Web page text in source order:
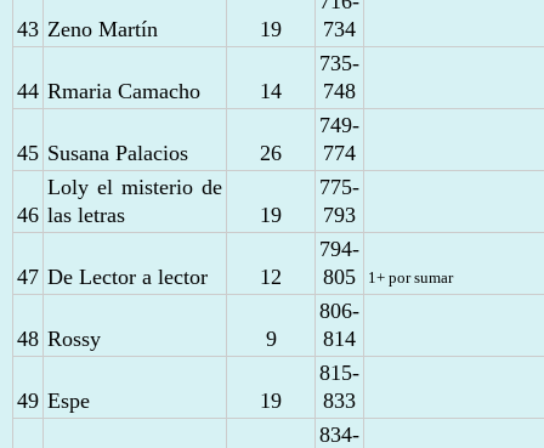
43 Zeno Martín 19
734
44 Rmaria Camacho 14
735-
748
45 Susana Palacios 26
749-
774
46
Loly el misterio de
las letras
19
775-
793
47 De Lector a lector 12
794-
805
1+ por sumar
48 Rossy 9
806-
814
49 Espe 19
815-
833
834-